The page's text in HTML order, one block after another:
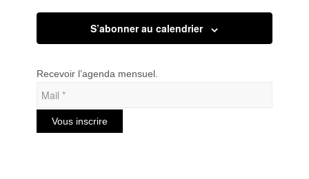
S’abonner au calendrier
Recevoir l’agenda mensuel.